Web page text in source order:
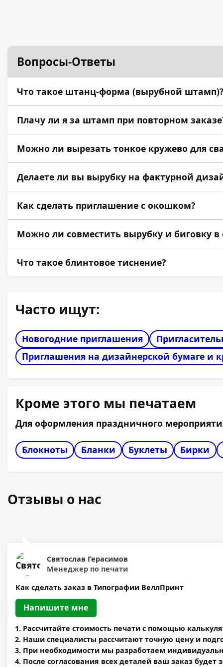
Вопросы-Ответы
Что такое штанц-форма (вырубной
Это специализированный инструмент на
Плачу ли я за штамп при повторном
Нет. Штамп является вашей собственностью и
Можно ли вырезать тонкое кружево для
Плоттерная резка позволяет делать очень
Делаете ли вы вырубку на фактурной
Да. Вырубка отлично применяется на
Как сделать приглашение с окошком?
В векторном макете рисуется замкнутый
Можно ли совместить вырубку и биговку в
Да. Вырубной штамп может одновременно
Что такое блинтовое тиснение?
Часто ищут:
Новогодние приглашения
Приглашения на дизайнерской бумаге и
Кроме этого мы печатаем
Для оформления праздничного
Блокноты Бланки Буклеты Бирки
Отзывы о нас
Святослав Герасимов
Менеджер по печати
Напишите мне
Как сделать заказ в Типографии ВеллПринт
Рассчитайте стоимость печати c помощью
Наши специалисты рассчитают точную цену и
При необходимости мы разработаем
После согласования всех деталей ваш заказ будет